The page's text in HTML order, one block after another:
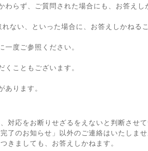
らず、ご質問された場合にも、お答えし
ない、といった場合に、お答えしかねる
一度ご参照ください。
こともございます。
あります。
対応をお断りせざるをえないと判断させ
了のお知らせ」以外のご連絡はいたしま
きましても、お答えしかねます。